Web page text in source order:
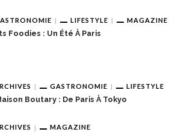
LIFESTYLE MAGAZINE
Foodies : Un Été À Paris
GASTRONOMIE LIFESTYLE
Boutary : De Paris À Tokyo
MAGAZINE